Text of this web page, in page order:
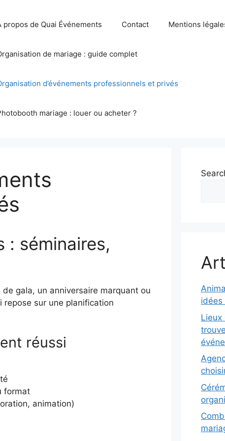
propos de Quai Événements Contact Mentions
de mariage : guide complet
d’événements professionnels et privés
mariage : louer ou acheter ?
: séminaires,
gala, un anniversaire marquant ou
repose sur une planification
réussi
format
animation)
idées
Lieux